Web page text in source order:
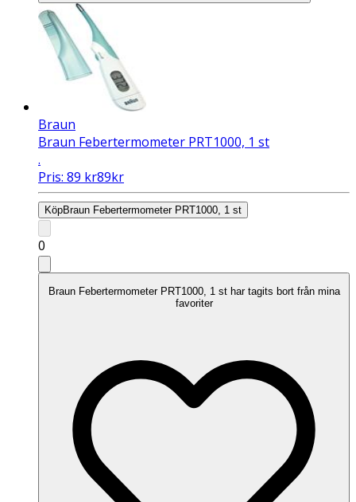
Braun
Braun Febertermometer PRT1000, 1 st
.
Pris: 89 kr89kr
KöpBraun Febertermometer PRT1000, 1 st
0
Braun Febertermometer PRT1000, 1 st har tagits bort från mina
favoriter